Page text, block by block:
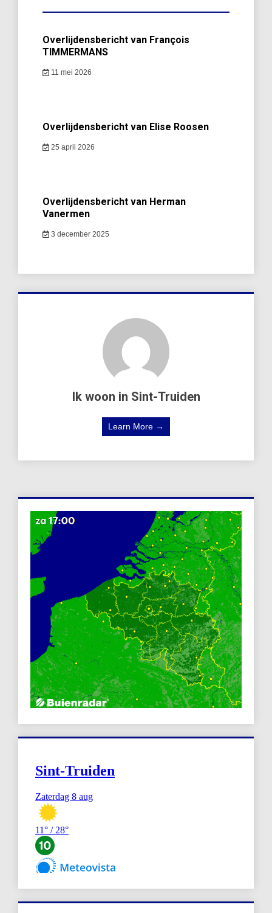
Overlijdensbericht van François
TIMMERMANS
11 mei 2026
Overlijdensbericht van Elise Roosen
25 april 2026
Overlijdensbericht van Herman
Vanermen
3 december 2025
Ik woon in Sint-Truiden
Learn More →